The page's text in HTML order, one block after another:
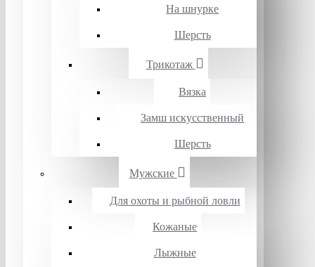
На шнурке
Шерсть
Трикотаж
Вязка
Замш искусственный
Шерсть
Мужские
Для охоты и рыбной ловли
Кожаные
Лыжные